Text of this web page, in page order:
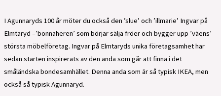
I Agunnaryds 100 år möter du också den ’slue’ och ’illmarie’ Ingvar på
Elmtaryd –’bonnaheren’ som börjar sälja fröer och bygger upp ’väens’
största möbelföretag. Ingvar på Elmtaryds unika företagsamhet har
sedan starten inspirerats av den anda som går att finna i det
småländska bondesamhället. Denna anda som är så typisk IKEA, men
också så typisk Agunnaryd.